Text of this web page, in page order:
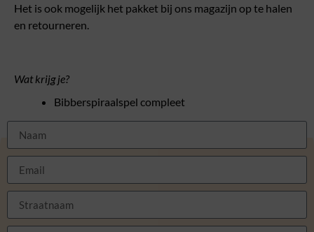
Het is ook mogelijk het pakket bij ons magazijn op te halen
en retourneren.
Wat krijg je?
Bibberspiraalspel compleet